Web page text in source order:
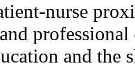
nurse
and the